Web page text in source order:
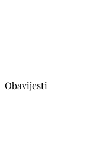
Obavijesti